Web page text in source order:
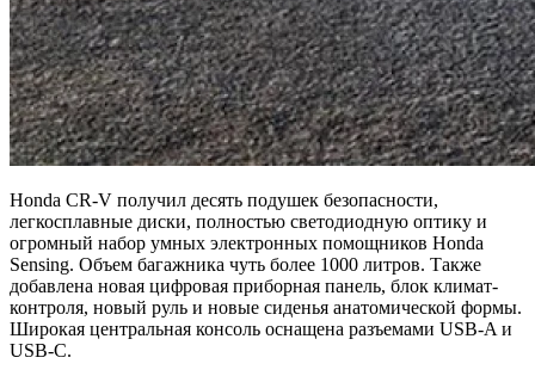
Honda CR-V получил десять подушек безопасности,
легкосплавные диски, полностью светодиодную оптику и
огромный набор умных электронных помощников Honda
Sensing. Объем багажника чуть более 1000 литров. Также
добавлена ​​новая цифровая приборная панель, блок климат-
контроля, новый руль и новые сиденья анатомической формы.
Широкая центральная консоль оснащена разъемами USB-A и
USB-C.